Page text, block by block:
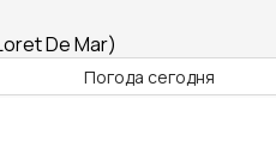
De Mar)
Погода сегодня